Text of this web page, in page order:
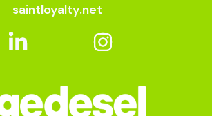
saintloyalty.net